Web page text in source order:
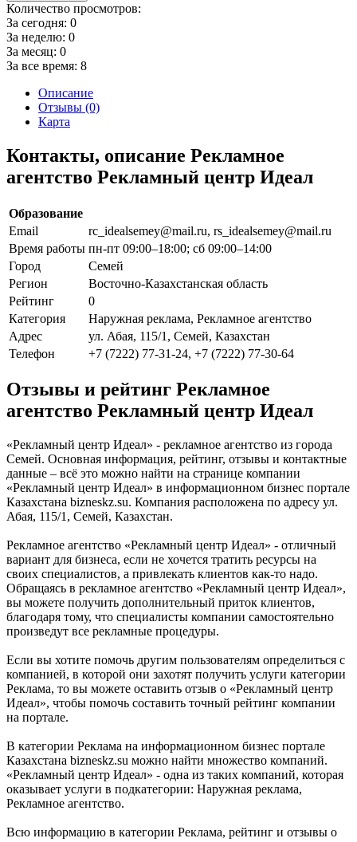
Количество просмотров:
За сегодня: 0
За неделю: 0
За месяц: 0
За все время: 8
Описание
Отзывы (0)
Карта
Контакты, описание Рекламное
агентство Рекламный центр Идеал
Образование
Email
rc_idealsemey@mail.ru, rs_idealsemey@mail.ru
Время работы пн-пт 09:00–18:00; сб 09:00–14:00
Город
Семей
Регион
Восточно-Казахстанская область
Рейтинг
0
Категория
Наружная реклама, Рекламное агентство
Адрес
ул. Абая, 115/1, Семей, Казахстан
Телефон
+7 (7222) 77-31-24, +7 (7222) 77-30-64
Отзывы и рейтинг Рекламное
агентство Рекламный центр Идеал
«Рекламный центр Идеал» - рекламное агентство из города
Семей. Основная информация, рейтинг, отзывы и контактные
данные – всё это можно найти на странице компании
«Рекламный центр Идеал» в информационном бизнес портале
Казахстана bizneskz.su. Компания расположена по адресу ул.
Абая, 115/1, Семей, Казахстан.
Рекламное агентство «Рекламный центр Идеал» - отличный
вариант для бизнеса, если не хочется тратить ресурсы на
своих специалистов, а привлекать клиентов как-то надо.
Обращаясь в рекламное агентство «Рекламный центр Идеал»,
вы можете получить дополнительный приток клиентов,
благодаря тому, что специалисты компании самостоятельно
произведут все рекламные процедуры.
Если вы хотите помочь другим пользователям определиться с
компанией, в которой они захотят получить услуги категории
Реклама, то вы можете оставить отзыв о «Рекламный центр
Идеал», чтобы помочь составить точный рейтинг компании
на портале.
В категории Реклама на информационном бизнес портале
Казахстана bizneskz.su можно найти множество компаний.
«Рекламный центр Идеал» - одна из таких компаний, которая
оказывает услуги в подкатегории: Наружная реклама,
Рекламное агентство.
Всю информацию в категории Реклама, рейтинг и отзывы о